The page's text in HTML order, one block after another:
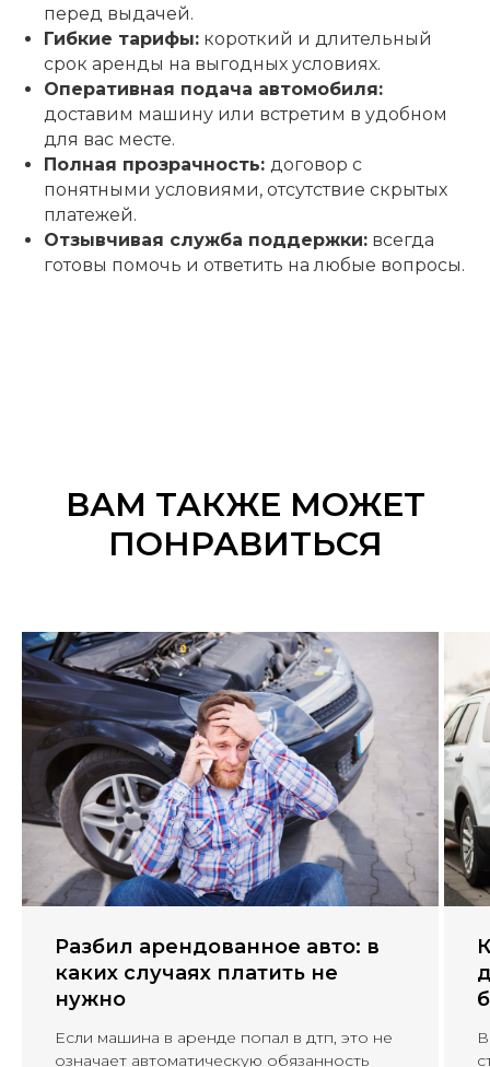
перед выдачей.
Гибкие тарифы: короткий и длительный
срок аренды на выгодных условиях.
Оперативная подача автомобиля:
доставим машину или встретим в удобном
для вас месте.
Полная прозрачность: договор с
понятными условиями, отсутствие скрытых
платежей.
Отзывчивая служба поддержки: всегда
готовы помочь и ответить на любые вопросы.
ВАМ ТАКЖЕ МОЖЕТ
ПОНРАВИТЬСЯ
Разбил арендованное авто: в
каких случаях платить не
нужно
Если машина в аренде попал в дтп, это не
означает автоматическую обязанность